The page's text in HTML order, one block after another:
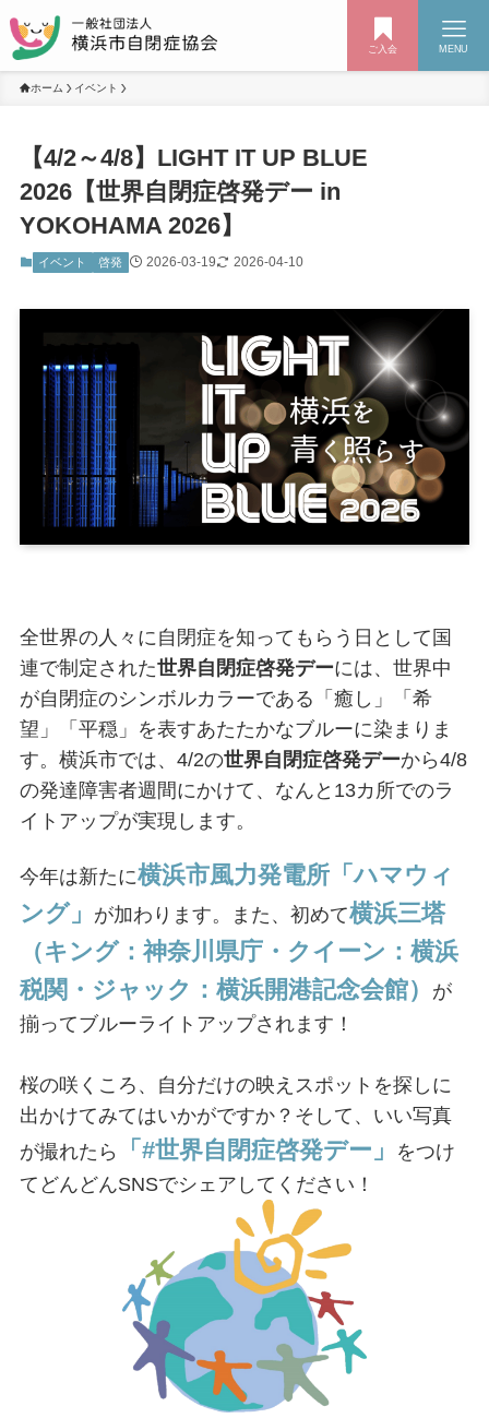
ご入会 MENU
ホーム イベント
【4/2～4/8】LIGHT IT UP BLUE
2026【世界自閉症啓発デー in
YOKOHAMA 2026】
イベント 啓発 2026-03-19 2026-04-10
全世界の人々に自閉症を知ってもらう日として国
連で制定された世界自閉症啓発デーには、世界中
が自閉症のシンボルカラーである「癒し」「希
望」「平穏」を表すあたたかなブルーに染まりま
す。横浜市では、4/2の世界自閉症啓発デーから4/8
の発達障害者週間にかけて、なんと13カ所でのラ
イトアップが実現します。
今年は新たに横浜市風力発電所「ハマウィ
ング」
が加わります。また、初めて横浜三塔
（キング：神奈川県庁・クイーン：横浜
税関・ジャック：横浜開港記念会館）
が
揃ってブルーライトアップされます！
桜の咲くころ、自分だけの映えスポットを探しに
出かけてみてはいかがですか？そして、いい写真
が撮れたら
「#世界自閉症啓発デー」
をつけ
てどんどんSNSでシェアしてください！